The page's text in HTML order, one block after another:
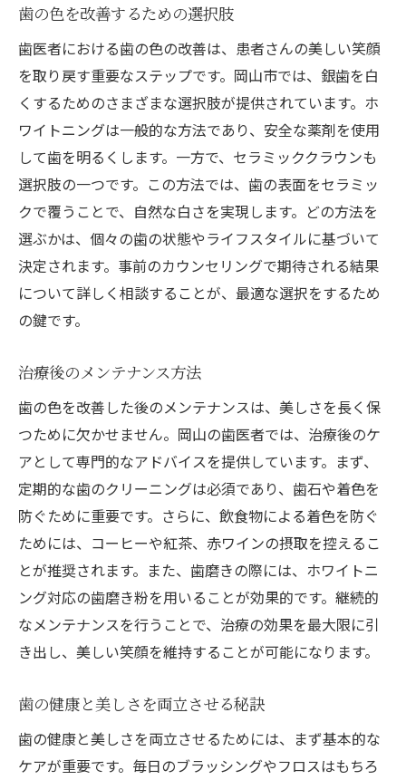
歯の色を改善するための選択肢
歯医者における歯の色の改善は、患者さんの美しい笑顔
を取り戻す重要なステップです。岡山市では、銀歯を白
くするためのさまざまな選択肢が提供されています。ホ
ワイトニングは一般的な方法であり、安全な薬剤を使用
して歯を明るくします。一方で、セラミッククラウンも
選択肢の一つです。この方法では、歯の表面をセラミッ
クで覆うことで、自然な白さを実現します。どの方法を
選ぶかは、個々の歯の状態やライフスタイルに基づいて
決定されます。事前のカウンセリングで期待される結果
について詳しく相談することが、最適な選択をするため
の鍵です。
治療後のメンテナンス方法
歯の色を改善した後のメンテナンスは、美しさを長く保
つために欠かせません。岡山の歯医者では、治療後のケ
アとして専門的なアドバイスを提供しています。まず、
定期的な歯のクリーニングは必須であり、歯石や着色を
防ぐために重要です。さらに、飲食物による着色を防ぐ
ためには、コーヒーや紅茶、赤ワインの摂取を控えるこ
とが推奨されます。また、歯磨きの際には、ホワイトニ
ング対応の歯磨き粉を用いることが効果的です。継続的
なメンテナンスを行うことで、治療の効果を最大限に引
き出し、美しい笑顔を維持することが可能になります。
歯の健康と美しさを両立させる秘訣
歯の健康と美しさを両立させるためには、まず基本的な
ケアが重要です。毎日のブラッシングやフロスはもちろ